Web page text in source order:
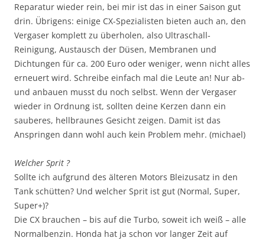
Reparatur wieder rein, bei mir ist das in einer Saison gut
drin. Übrigens: einige CX-Spezialisten bieten auch an, den
Vergaser komplett zu überholen, also Ultraschall-
Reinigung, Austausch der Düsen, Membranen und
Dichtungen für ca. 200 Euro oder weniger, wenn nicht alles
erneuert wird. Schreibe einfach mal die Leute an! Nur ab-
und anbauen musst du noch selbst. Wenn der Vergaser
wieder in Ordnung ist, sollten deine Kerzen dann ein
sauberes, hellbraunes Gesicht zeigen. Damit ist das
Anspringen dann wohl auch kein Problem mehr. (michael)
Welcher Sprit ?
Sollte ich aufgrund des älteren Motors Bleizusatz in den
Tank schütten? Und welcher Sprit ist gut (Normal, Super,
Super+)?
Die CX brauchen – bis auf die Turbo, soweit ich weiß – alle
Normalbenzin. Honda hat ja schon vor langer Zeit auf